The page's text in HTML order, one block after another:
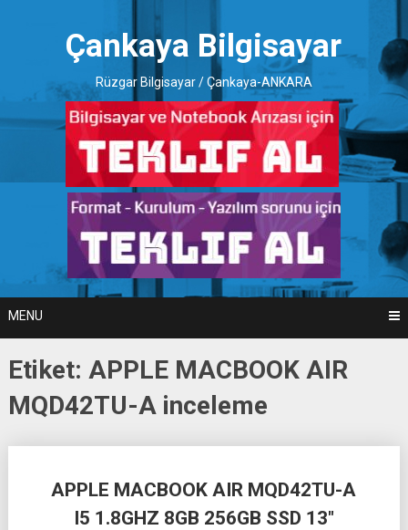
Çankaya Bilgisayar
Rüzgar Bilgisayar / Çankaya-ANKARA
MENU
Etiket: APPLE MACBOOK AIR
MQD42TU-A inceleme
APPLE MACBOOK AIR MQD42TU-A
I5 1.8GHZ 8GB 256GB SSD 13″
navigation